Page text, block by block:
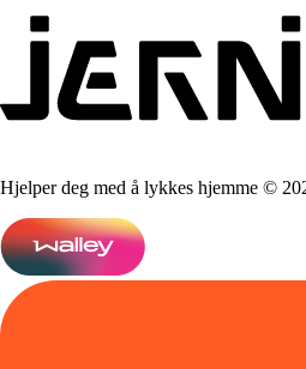
Hjelper deg med å lykkes hjemme ©